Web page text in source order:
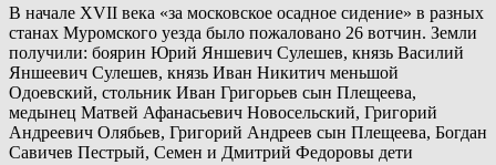
В начале XVII века «за московское осадное сидение» в разных
станах Муромского уезда было пожаловано 26 вотчин. Земли
получили: боярин Юрий Яншевич Сулешев, князь Василий
Яншеевич Сулешев, князь Иван Никитич меньшой
Одоевский, стольник Иван Григорьев сын Плещеева,
медынец Матвей Афанасьевич Новосельский, Григорий
Андреевич Олябьев, Григорий Андреев сын Плещеева, Богдан
Савичев Пестрый, Семен и Дмитрий Федоровы дети